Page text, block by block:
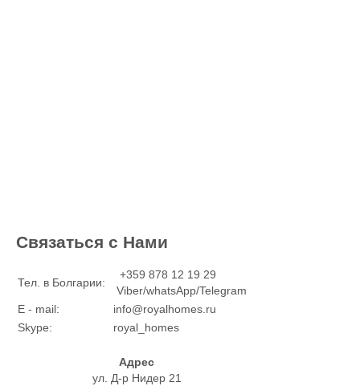
Связаться с Нами
Тел. в Болгарии:
+359 878 12 19 29
Viber/whatsApp/Telegram
E - mail:
info@royalhomes.ru
Skype:
royal_homes
Адрес
ул. Д-р Нидер 21